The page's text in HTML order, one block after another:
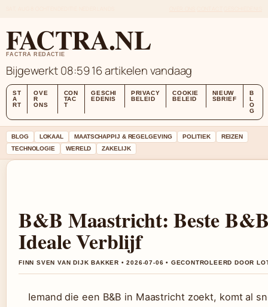
FACTRA.NL
FACTRA REDACTIE
Bijgewerkt 08:5916 artikelen vandaag
ST
A
RT
OVE
R
ONS
CON
TAC
T
GESCHI
EDENIS
PRIVACY
BELEID
COOKIE
BELEID
NIEUW
SBRIEF
B
L
O
G
BLOG LOKAAL MAATSCHAPPIJ & REGELGEVING POLITIEK
REIZEN
TECHNOLOGIE
WERELD ZAKELIJK
B&B Maastricht: Beste
Ideale Verblijf
FINN SVEN VAN DIJK BAKKER • 2026-07-06 • GECONTROLEERD DOOR
Iemand die een B&B in Maastricht zoekt, komt al